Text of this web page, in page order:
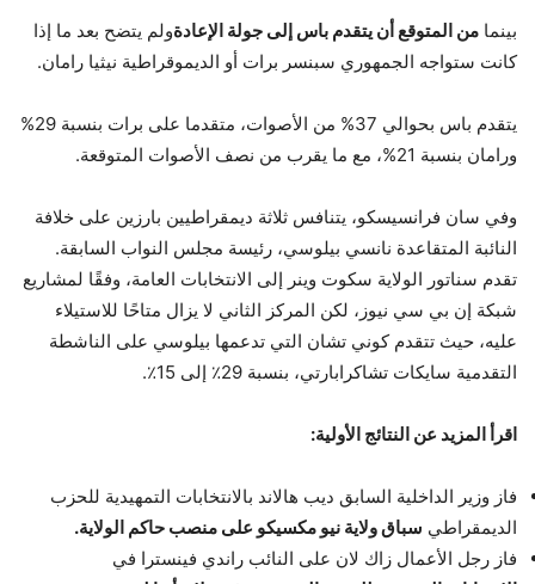
بينما من المتوقع أن يتقدم باس إلى جولة الإعادةولم يتضح بعد ما إذا
كانت ستواجه الجمهوري سبنسر برات أو الديموقراطية نيثيا رامان.
يتقدم باس بحوالي 37% من الأصوات، متقدما على برات بنسبة 29%
ورامان بنسبة 21%، مع ما يقرب من نصف الأصوات المتوقعة.
وفي سان فرانسيسكو، يتنافس ثلاثة ديمقراطيين بارزين على خلافة
النائبة المتقاعدة نانسي بيلوسي، رئيسة مجلس النواب السابقة.
تقدم سناتور الولاية سكوت وينر إلى الانتخابات العامة، وفقًا لمشاريع
شبكة إن بي سي نيوز، لكن المركز الثاني لا يزال متاحًا للاستيلاء
عليه، حيث تتقدم كوني تشان التي تدعمها بيلوسي على الناشطة
التقدمية سايكات تشاكرابارتي، بنسبة 29٪ إلى 15٪.
اقرأ المزيد عن النتائج الأولية:
فاز وزير الداخلية السابق ديب هالاند بالانتخابات التمهيدية للحزب
الديمقراطي سباق ولاية نيو مكسيكو على منصب حاكم الولاية.
فاز رجل الأعمال زاك لان على النائب راندي فينسترا في